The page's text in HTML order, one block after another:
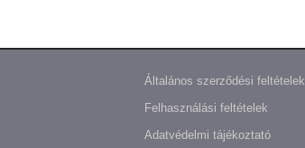
Általános szerződési feltételek
Felhasználási feltételek
Adatvédelmi tájékoztató